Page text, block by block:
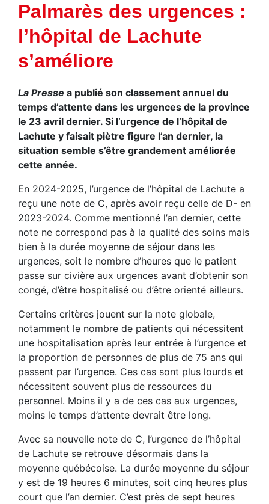
Palmarès des urgences :
l’hôpital de Lachute
s’améliore
La Presse a publié son classement annuel du
temps d’attente dans les urgences de la province
le 23 avril dernier. Si l’urgence de l’hôpital de
Lachute y faisait piètre figure l’an dernier, la
situation semble s’être grandement améliorée
cette année.
En 2024-2025, l’urgence de l’hôpital de Lachute a
reçu une note de C, après avoir reçu celle de D- en
2023-2024. Comme mentionné l’an dernier, cette
note ne correspond pas à la qualité des soins mais
bien à la durée moyenne de séjour dans les
urgences, soit le nombre d’heures que le patient
passe sur civière aux urgences avant d’obtenir son
congé, d’être hospitalisé ou d’être orienté ailleurs.
Certains critères jouent sur la note globale,
notamment le nombre de patients qui nécessitent
une hospitalisation après leur entrée à l’urgence et
la proportion de personnes de plus de 75 ans qui
passent par l’urgence. Ces cas sont plus lourds et
nécessitent souvent plus de ressources du
personnel. Moins il y a de ces cas aux urgences,
moins le temps d’attente devrait être long.
Avec sa nouvelle note de C, l’urgence de l’hôpital
de Lachute se retrouve désormais dans la
moyenne québécoise. La durée moyenne du séjour
y est de 19 heures 6 minutes, soit cinq heures plus
court que l’an dernier. C’est près de sept heures